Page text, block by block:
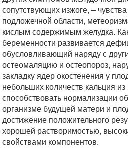
сопутствующих изжоге, –
подложечной области,
кислым содержимым желудка.
беременности развивается
обусловливающий наряду с
остеомаляцию и остеопороз,
закладку ядер окостенения у
небольших количеств кальция из
способствовать нормализации
организме будущей матери и
достижение положительного
хорошей растворимостью,
свойствами компонентов.